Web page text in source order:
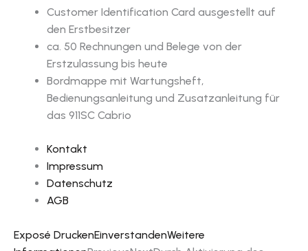
Customer Identification Card ausgestellt auf
den Erstbesitzer
ca. 50 Rechnungen und Belege von der
Erstzulassung bis heute
Bordmappe mit Wartungsheft,
Bedienungsanleitung und Zusatzanleitung für
das 911SC Cabrio
Kontakt
Impressum
Datenschutz
AGB
Exposé DruckenEinverstandenWeitere